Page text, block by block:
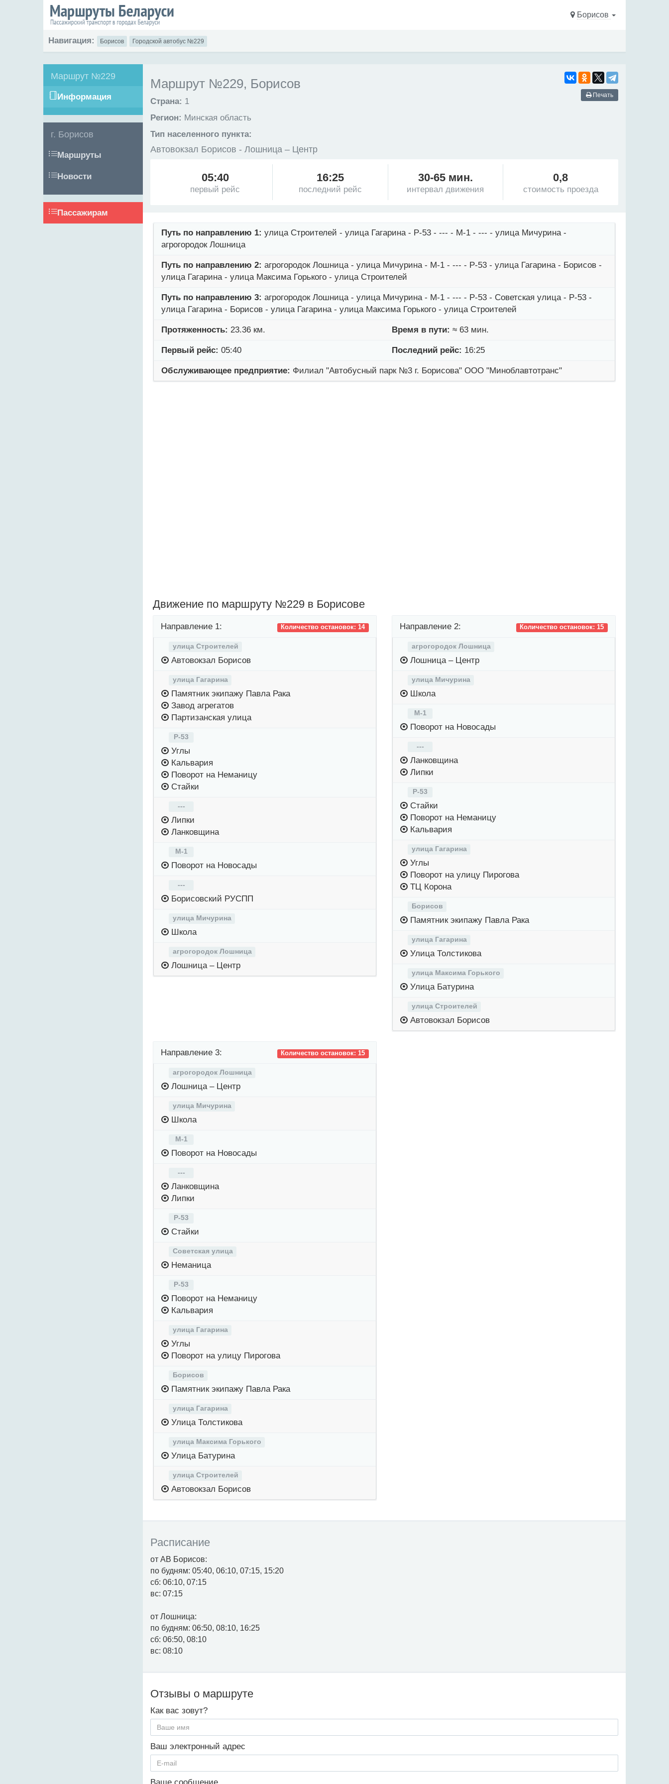
Борисов
Навигация: Борисов Городской автобус №229
Маршрут №229
Информация
г. Борисов
Маршруты
Новости
Пассажирам
Печать
Маршрут №229, Борисов
Страна: 1
Регион: Минская область
Тип населенного пункта:
Автовокзал Борисов - Лошница – Центр
05:40
первый рейс
16:25
последний рейс
30-65 мин.
интервал движения
0,8
стоимость проезда
Путь по направлению 1: улица Строителей - улица Гагарина - Р-53 - --- - М-1 - --- - улица Мичурина -
агрогородок Лошница
Путь по направлению 2: агрогородок Лошница - улица Мичурина - М-1 - --- - Р-53 - улица Гагарина - Борисов -
улица Гагарина - улица Максима Горького - улица Строителей
Путь по направлению 3: агрогородок Лошница - улица Мичурина - М-1 - --- - Р-53 - Советская улица - Р-53 -
улица Гагарина - Борисов - улица Гагарина - улица Максима Горького - улица Строителей
Протяженность: 23.36 км. Время в пути: ≈ 63 мин.
Первый рейс: 05:40 Последний рейс: 16:25
Обслуживающее предприятие: Филиал "Автобусный парк №3 г. Борисова" ООО "Миноблавтотранс"
Движение по маршруту №229 в Борисове
Количество остановок: 14
Направление 1:
улица Строителей
Автовокзал Борисов
улица Гагарина
Памятник экипажу Павла Рака
Завод агрегатов
Партизанская улица
Р-53
Углы
Кальвария
Поворот на Неманицу
Стайки
---
Липки
Ланковщина
М-1
Поворот на Новосады
---
Борисовский РУСПП
улица Мичурина
Школа
агрогородок Лошница
Лошница – Центр
Количество остановок: 15
Направление 2:
агрогородок Лошница
Лошница – Центр
улица Мичурина
Школа
М-1
Поворот на Новосады
---
Ланковщина
Липки
Р-53
Стайки
Поворот на Неманицу
Кальвария
улица Гагарина
Углы
Поворот на улицу Пирогова
ТЦ Корона
Борисов
Памятник экипажу Павла Рака
улица Гагарина
Улица Толстикова
улица Максима Горького
Улица Батурина
улица Строителей
Автовокзал Борисов
Количество остановок: 15
Направление 3:
агрогородок Лошница
Лошница – Центр
улица Мичурина
Школа
М-1
Поворот на Новосады
---
Ланковщина
Липки
Р-53
Стайки
Советская улица
Неманица
Р-53
Поворот на Неманицу
Кальвария
улица Гагарина
Углы
Поворот на улицу Пирогова
Борисов
Памятник экипажу Павла Рака
улица Гагарина
Улица Толстикова
улица Максима Горького
Улица Батурина
улица Строителей
Автовокзал Борисов
Расписание
от АВ Борисов:
по будням: 05:40, 06:10, 07:15, 15:20
сб: 06:10, 07:15
вс: 07:15
от Лошница:
по будням: 06:50, 08:10, 16:25
сб: 06:50, 08:10
вс: 08:10
Отзывы о маршруте
Как вас зовут?
Ваш электронный адрес
Ваше сообщение